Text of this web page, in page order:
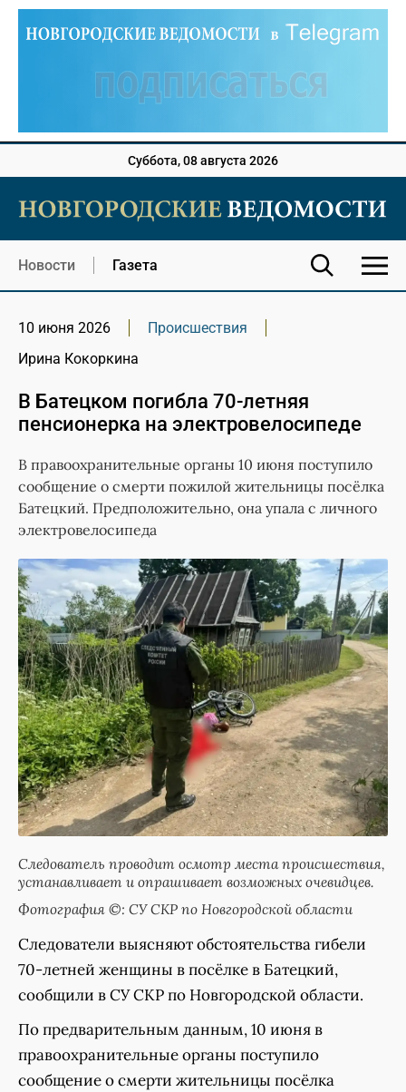
Суббота, 08 августа 2026
Новости Газета
10 июня 2026
Происшествия
Ирина Кокоркина
В Батецком погибла 70-летняя
пенсионерка на электровелосипеде
В правоохранительные органы 10 июня поступило
сообщение о смерти пожилой жительницы посёлка
Батецкий. Предположительно, она упала с личного
электровелосипеда
Следователь проводит осмотр места происшествия,
устанавливает и опрашивает возможных очевидцев.
Фотография ©: СУ СКР по Новгородской области
️Следователи выясняют обстоятельства гибели
70-летней женщины в посёлке в Батецкий,
сообщили в СУ СКР по Новгородской области.
По предварительным данным, 10 июня в
правоохранительные органы поступило
сообщение о смерти жительницы посёлка